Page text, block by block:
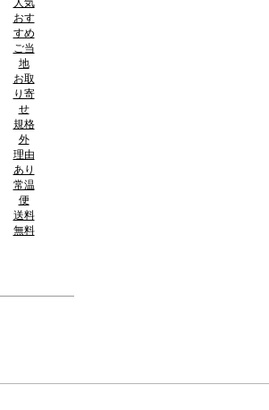
おす
すめ
ご当
地
お取
り寄
せ
規格
外
理由
あり
常温
便
送料
無料